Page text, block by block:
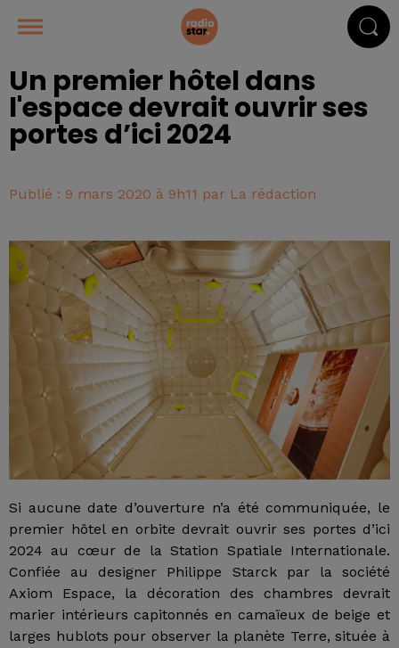
Un premier hôtel dans
l'espace devrait ouvrir ses
portes d’ici 2024
Publié : 9 mars 2020 à 9h11 par La rédaction
Si aucune date d’ouverture n’a été communiquée, le
premier hôtel en orbite devrait ouvrir ses portes d’ici
2024 au cœur de la Station Spatiale Internationale.
Confiée au designer Philippe Starck par la société
Axiom Espace, la décoration des chambres devrait
marier intérieurs capitonnés en camaïeux de beige et
larges hublots pour observer la planète Terre, située à